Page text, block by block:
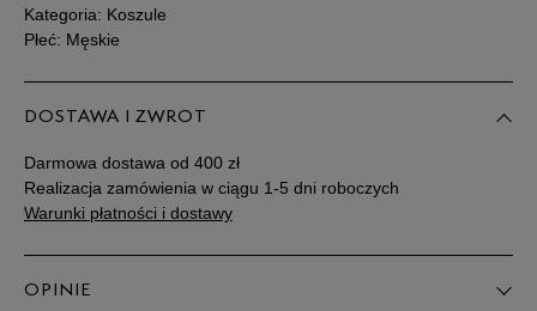
Kategoria: Koszule
Płeć: Męskie
DOSTAWA I ZWROT
Darmowa dostawa od 400 zł
Realizacja zamówienia w ciągu 1-5 dni roboczych
Warunki płatności i dostawy
OPINIE